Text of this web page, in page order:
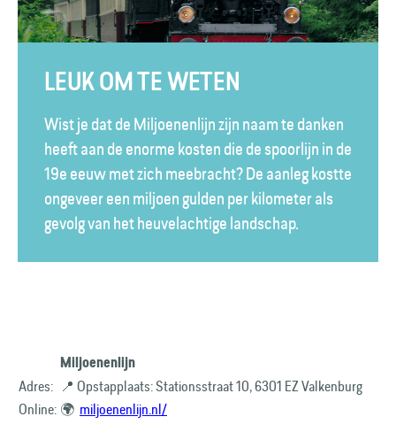
LEUK OM TE WETEN
Wist je dat de Miljoenenlijn zijn naam te danken
heeft aan de enorme kosten die de spoorlijn in de
19e eeuw met zich meebracht? De aanleg kostte
ongeveer een miljoen gulden per kilometer als
gevolg van het heuvelachtige landschap.
Miljoenenlijn
Adres: 📍 Opstapplaats: Stationsstraat 10, 6301 EZ Valkenburg
Online: 🌍 miljoenenlijn.nl/